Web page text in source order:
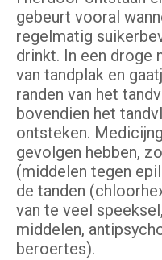
gebeurt vooral
regelmatig
drinkt. In een droge
van tandplak en
randen van het
bovendien het
ontsteken.
gevolgen hebben,
(middelen tegen
de tanden
van te veel
middelen,
beroertes).